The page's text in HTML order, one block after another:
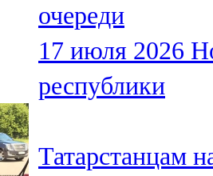
очереди
17 июля 2026
республики
Татарстанцам